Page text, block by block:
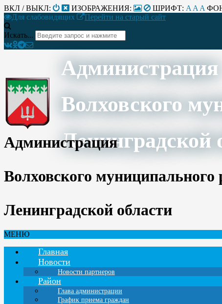
ВКЛ / ВЫКЛ: ИЗОБРАЖЕНИЯ: ШРИФТ: A A A
Для слабовидящих
Перейти на старый сайт
Искать...
Администрация
Волховского
Ленинградской
Администрация
Волховского муниципального
Ленинградской области
МЕНЮ
Главная
Новости
Новости партнеров
Район
Глава администрации
График приема граждан